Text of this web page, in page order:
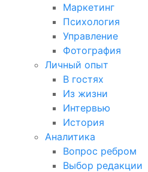
Маркетинг
Психология
Управление
Фотография
Личный опыт
В гостях
Из жизни
Интервью
История
Аналитика
Вопрос ребром
Выбор редакции